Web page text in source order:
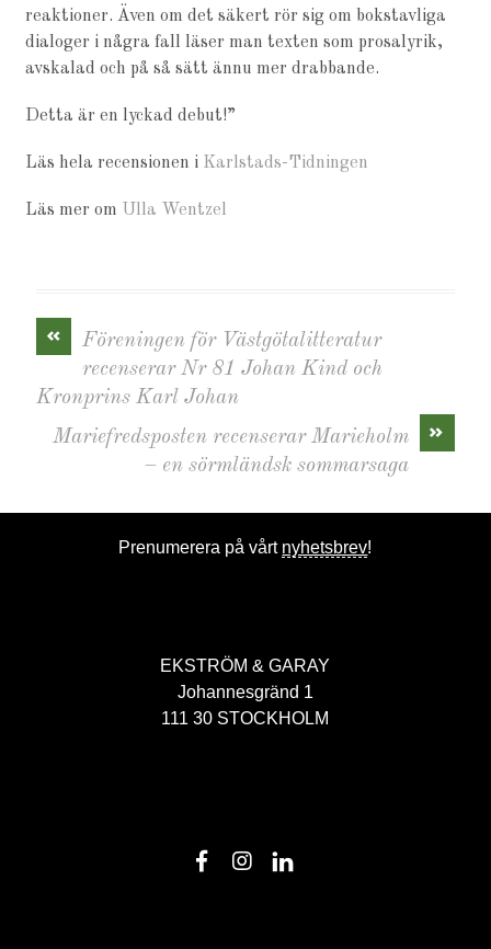
reaktioner. Även om det säkert rör sig om bokstavliga
dialoger i några fall läser man texten som prosalyrik,
avskalad och på så sätt ännu mer drabbande.
Detta är en lyckad debut!”
Läs hela recensionen i Karlstads-Tidningen
Läs mer om Ulla Wentzel
«
Föreningen för Västgötalitteratur
recenserar Nr 81 Johan Kind och
Kronprins Karl Johan
»
Mariefredsposten recenserar Marieholm
– en sörmländsk sommarsaga
Prenumerera på vårt nyhetsbrev!
EKSTRÖM & GARAY
Johannesgränd 1
111 30 STOCKHOLM